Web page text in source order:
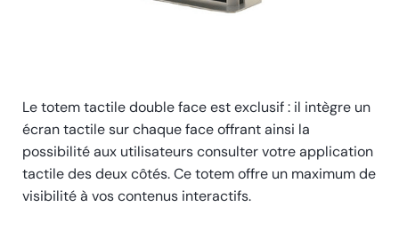
Le totem tactile double face est exclusif : il intègre un
écran tactile sur chaque face offrant ainsi la
possibilité aux utilisateurs consulter votre application
tactile des deux côtés. Ce totem offre un maximum de
visibilité à vos contenus interactifs.